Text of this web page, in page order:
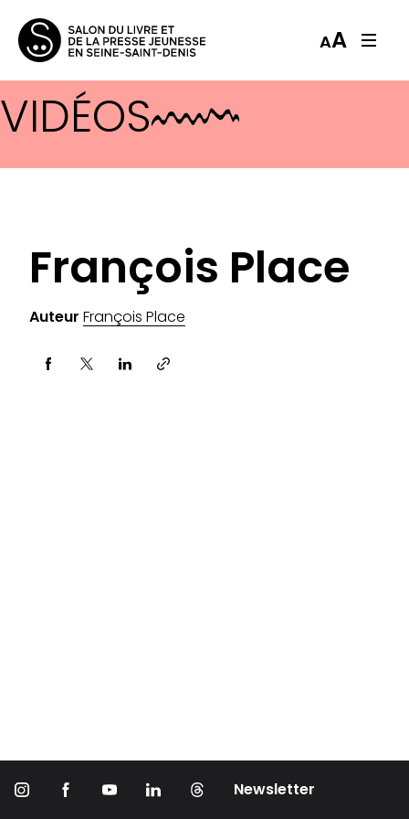
AA
VIDÉOS
François Place
Auteur François Place
Partager via
Newsletter